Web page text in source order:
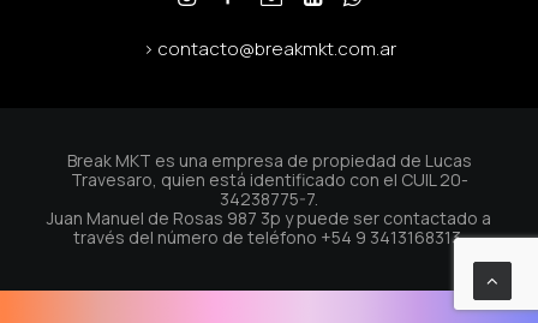
> contacto@breakmkt.com.ar
Break MKT es una empresa de propiedad de Lucas
Travesaro, quien está identificado con el CUIL 20-
34238775-7.
Juan Manuel de Rosas 987 3p y puede ser contactado a
través del número de teléfono +54 9 3413168313.